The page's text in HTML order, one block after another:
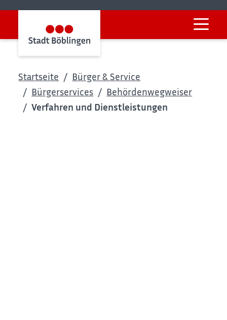
Startseite
Bürger & Service
Bürgerservices
Behördenwegweiser
Verfahren und Dienstleistungen